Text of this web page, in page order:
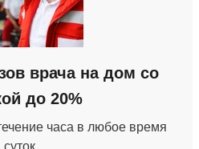
врача на дом со
до 20%
часа в любое время
суток